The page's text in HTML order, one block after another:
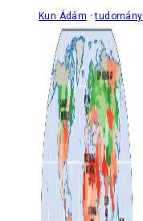
Kun Ádám tudomány